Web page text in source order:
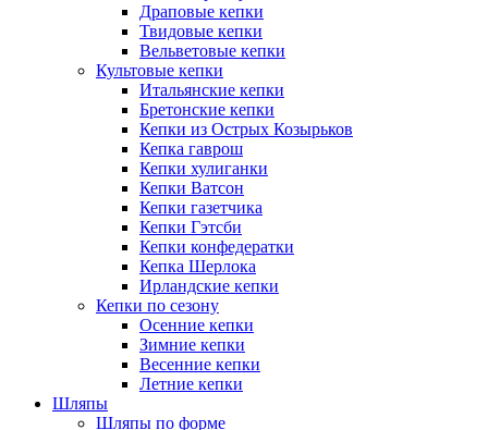
Драповые кепки
Твидовые кепки
Вельветовые кепки
Культовые кепки
Итальянские кепки
Бретонские кепки
Кепки из Острых Козырьков
Кепка гаврош
Кепки хулиганки
Кепки Ватсон
Кепки газетчика
Кепки Гэтсби
Кепки конфедератки
Кепка Шерлока
Ирландские кепки
Кепки по сезону
Осенние кепки
Зимние кепки
Весенние кепки
Летние кепки
Шляпы
Шляпы по форме